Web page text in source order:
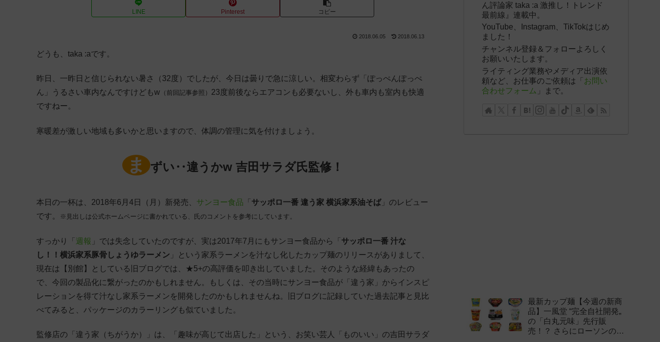
LINE Pinterest コピー
2018.06.05 2018.06.13
どうも、taka :aです。
昨日、一昨日と信じられない暑さ（32度）でしたが、今日は曇りで急に涼しい。相変わらず「ぽっぺんぽっぺ
ん」うるさい車内なんですけどもw （前回記事参照） 23度前後ならエアコンも必要ないし、外も車内も室内も快適
ですねー。
寒暖差が激しい地域も多いかと思いますので、体調の管理に気を付けましょう。
ま ずい‥違うかw 吉田サラダ氏監修！
本日の一杯は、2018年6月4日（月）新発売、 サンヨー食品 「 サッポロ一番 違う家 横浜家系油そば 」のレビュー
です。
※見出しは公式ホームページに書かれている、氏のコメントを参考にしています。
すっかり「 週報 」では失念していたのですが、実は2017年7月にもサンヨー食品から「 サッポロ一番 汁な
し！！横浜家系豚骨しょうゆラーメン 」という家系ラーメンを汁なし化したカップ麺のリリースがありまして、
現在は【別館】としている旧ブログでは、★5+の高評価を叩き出していました。そのような経緯もあったの
で、今回の製品化に繋がったのかもしれません。もしくは、その当時にサンヨー食品が「違う家」からインスピ
レーションを得て汁なし家系ラーメンを開発したのかもしれませんね。旧ブログに記録していた過去記事と見比
べてみると、パッケージのカラーリングも似ていました。
監修店の「違う家（ちがうか）」は、「趣味が高じて出店した」という、お笑い芸人「ものいい」の吉田サラダ
ん評論家 taka :a 激推し！トレンド
最前線』連載中。
YouTube、Instagram、TikTokはじめ
ました！
チャンネル登録＆フォローよろしく
お願いいたします。
ライティング業務やメディア出演依
頼など、お仕事のご依頼は「 お問い
合わせフォーム 」まで。
最新カップ麺【今週の新商
品】一風堂 “完全自社開発„
の「白丸元味」先行販
売！？ さらにローソンの激